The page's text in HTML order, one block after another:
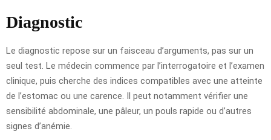
Diagnostic
Le diagnostic repose sur un faisceau d’arguments, pas sur un
seul test. Le médecin commence par l’interrogatoire et l’examen
clinique, puis cherche des indices compatibles avec une atteinte
de l’estomac ou une carence. Il peut notamment vérifier une
sensibilité abdominale, une pâleur, un pouls rapide ou d’autres
signes d’anémie.